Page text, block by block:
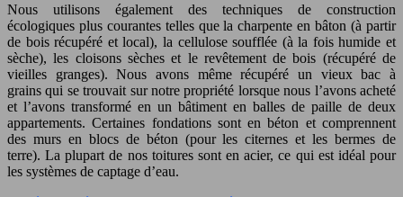
Nous utilisons également des techniques de construction
écologiques plus courantes telles que la charpente en bâton (à partir
de bois récupéré et local), la cellulose soufflée (à la fois humide et
sèche), les cloisons sèches et le revêtement de bois (récupéré de
vieilles granges). Nous avons même récupéré un vieux bac à
grains qui se trouvait sur notre propriété lorsque nous l’avons acheté
et l’avons transformé en un bâtiment en balles de paille de deux
appartements. Certaines fondations sont en béton et comprennent
des murs en blocs de béton (pour les citernes et les bermes de
terre). La plupart de nos toitures sont en acier, ce qui est idéal pour
les systèmes de captage d’eau.